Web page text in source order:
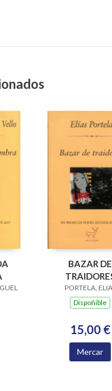
BAZAR DE
PORTELA,
Dispoñible
15,00 €
Mercar